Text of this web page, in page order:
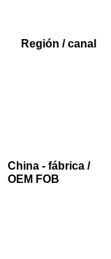
Región / canal
China - fábrica /
OEM FOB